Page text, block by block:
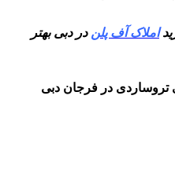
املاک آف پلن در دبی بهتر
تروساردی در فرجان دبی